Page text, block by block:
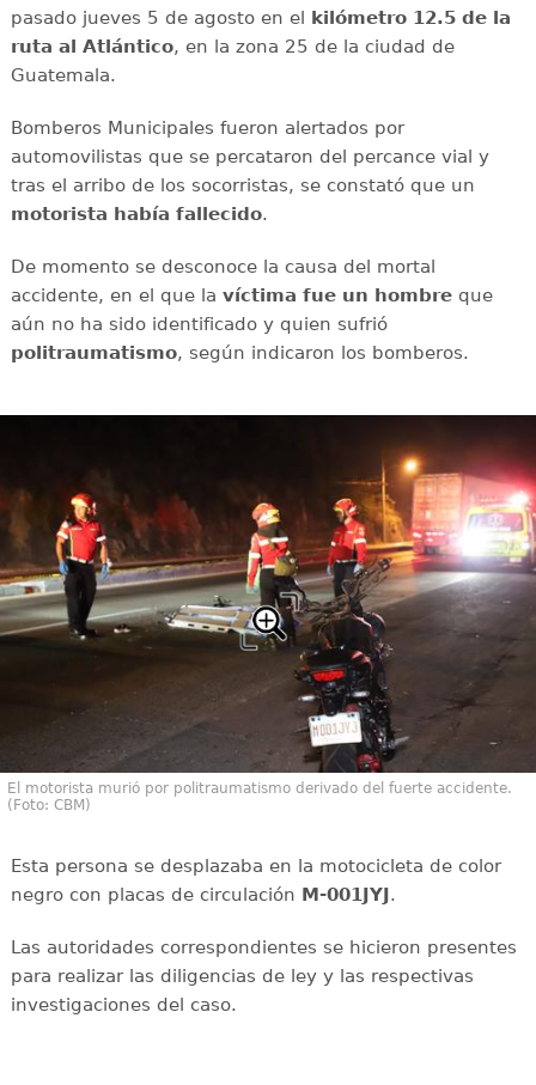
pasado jueves 5 de agosto en el kilómetro 12.5 de la
ruta al Atlántico, en la zona 25 de la ciudad de
Guatemala.
Bomberos Municipales fueron alertados por
automovilistas que se percataron del percance vial y
tras el arribo de los socorristas, se constató que un
motorista había fallecido.
De momento se desconoce la causa del mortal
accidente, en el que la víctima fue un hombreque
aún no ha sido identificado y quien sufrió
politraumatismo, según indicaron los bomberos.
El motorista murió por politraumatismo derivado del fuerte accidente.
(Foto: CBM)
Esta persona se desplazaba en la motocicleta de color
negro con placas de circulación M-001JYJ.
Las autoridades correspondientes se hicieron presentes
para realizar las diligencias de ley y las respectivas
investigaciones del caso.